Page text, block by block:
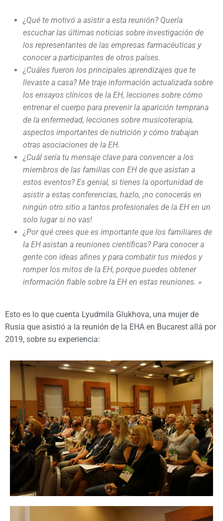
¿Qué te motivó a asistir a esta reunión? Quería
escuchar las últimas noticias sobre investigación de
los representantes de las empresas farmacéuticas y
conocer a participantes de otros países.
¿Cuáles fueron los principales aprendizajes que te
llevaste a casa? Me traje información actualizada sobre
los ensayos clínicos de la EH, lecciones sobre cómo
entrenar el cuerpo para prevenir la aparición temprana
de la enfermedad, lecciones sobre musicoterapia,
aspectos importantes de nutrición y cómo trabajan
otras asociaciones de la EH.
¿Cuál sería tu mensaje clave para convencer a los
miembros de las familias con EH de que asistan a
estos eventos? Es genial, si tienes la oportunidad de
asistir a estas conferencias, hazlo, ¡no conocerás en
ningún otro sitio a tantos profesionales de la EH en un
solo lugar si no vas!
¿Por qué crees que es importante que los familiares de
la EH asistan a reuniones científicas? Para conocer a
gente con ideas afines y para combatir tus miedos y
romper los mitos de la EH, porque puedes obtener
información fiable sobre la EH en estas reuniones. »
Esto es lo que cuenta Lyudmila Glukhova, una mujer de
Rusia que asistió a la reunión de la EHA en Bucarest allá por
2019, sobre su experiencia: